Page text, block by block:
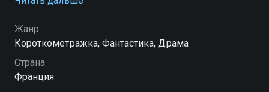
Жанр
Короткометражка, Фантастика, Драма
Страна
Франция